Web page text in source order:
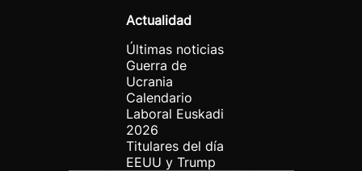
Actualidad
Últimas noticias
Guerra de
Ucrania
Calendario
Laboral Euskadi
2026
Titulares del día
EEUU y Trump